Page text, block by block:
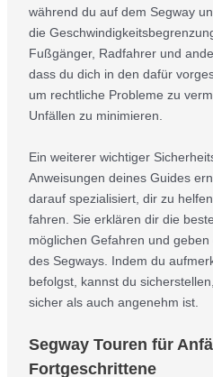
während du auf dem Segway
die
Fußgänger, Radfahrer und
dass du dich in den dafür
um rechtliche Probleme zu
Unfällen zu minimieren.
Ein weiterer wichtiger
Anweisungen deines Guides
darauf spezialisiert, dir zu
fahren. Sie erklären dir die
möglichen Gefahren und
des Segways. Indem du
befolgst, kannst du
sicher als auch angenehm ist.
Segway Touren für
Fortgeschrittene